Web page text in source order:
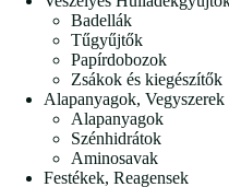
Badellák
Tűgyűjtők
Papírdobozok
Zsákok és kiegészítők
Alapanyagok, Vegyszerek
Alapanyagok
Szénhidrátok
Aminosavak
Festékek, Reagensek